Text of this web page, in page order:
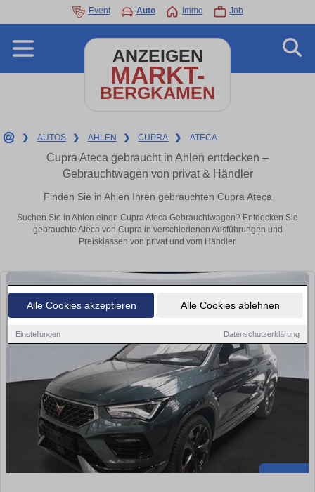
Alle Cookies akzeptieren Alle Cookies ablehnen
Einstellungen Datenschutzerklärung
Event Auto Immo Job
ANZEIGEN
MARKT-
BERGKAMEN
❯ AUTOS ❯ AHLEN ❯ CUPRA ❯ ATECA
Cupra Ateca gebraucht in Ahlen entdecken –
Gebrauchtwagen von privat & Händler
Finden Sie in Ahlen Ihren gebrauchten Cupra Ateca
Suchen Sie in Ahlen einen Cupra Ateca Gebrauchtwagen? Entdecken Sie
gebrauchte Ateca von Cupra in verschiedenen Ausführungen und
Preisklassen von privat und vom Händler.